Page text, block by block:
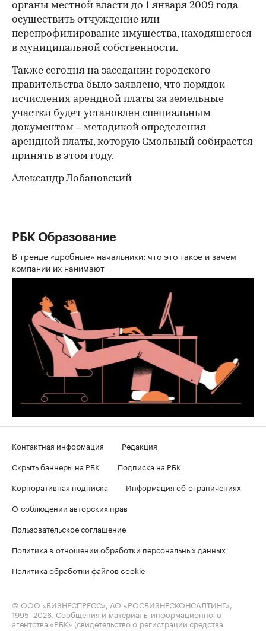
органы местной власти до 1 января 2009 года
осуществить отчуждение или
перепрофилирование имущества, находящегося
в муниципальной собственности.
Также сегодня на заседании городского
правительства было заявлено, что порядок
исчисления арендной платы за земельные
участки будет установлен специальным
документом – методикой определения
арендной платы, которую Смольный собирается
принять в этом году.
Александр Лобановский
РБК Образование
В тренде «дробные» начальники: что это такое и зачем
компании их нанимают
Контактная информация
Редакция
Скрыть баннеры на РБК
Подписка на РБК
Корпоративная подписка
Информация об ограничениях
О соблюдении авторских прав
Пользовательское соглашение
Политика в отношении обработки персональных данных
Политика обработки файлов cookie
© ООО «БИЗНЕСПРЕСС», АО «РОСБИЗНЕСКОНСАЛТИНГ»,
1995–2026. Сообщения и материалы информационного
агентства «РБК» (свидетельство о регистрации средства